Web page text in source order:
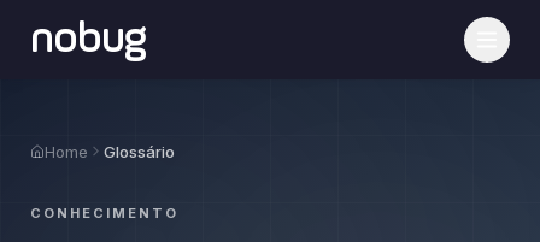
nobug
Home Glossário
CONHECIMENTO